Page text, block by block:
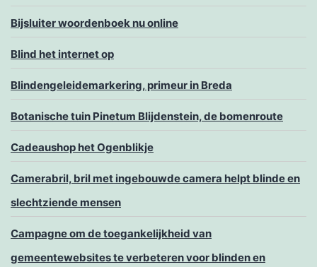
Bijsluiter woordenboek nu online
Blind het internet op
Blindengeleidemarkering, primeur in Breda
Botanische tuin Pinetum Blijdenstein, de bomenroute
Cadeaushop het Ogenblikje
Camerabril, bril met ingebouwde camera helpt blinde en
slechtziende mensen
Campagne om de toegankelijkheid van
gemeentewebsites te verbeteren voor blinden en